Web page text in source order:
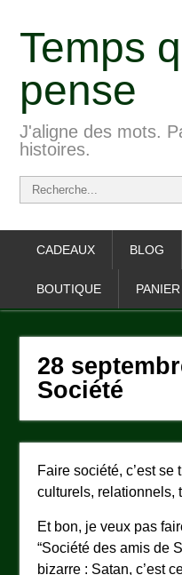
Temps
pense
J'aligne des mots.
histoires.
CADEAUX BLOG
BOUTIQUE PANIER
28
Société
Faire société, c’est
culturels, relationnels,
Et bon, je veux pas
“Société des amis de
bizarre : Satan, c’est